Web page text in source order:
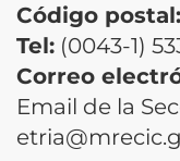
Código postal:
Tel: (0043-1)
Correo
Email de la